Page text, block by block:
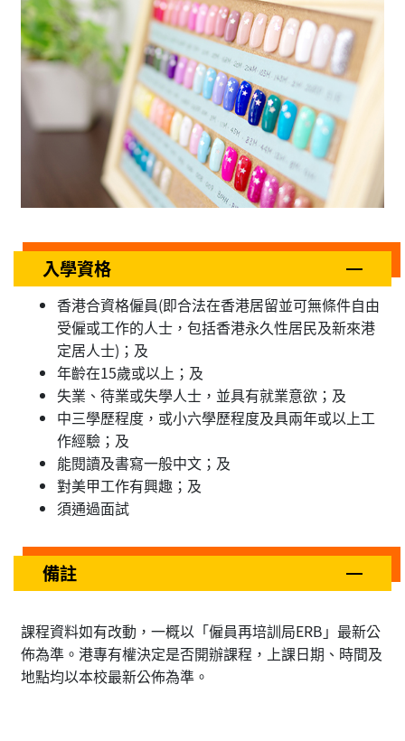
入學資格
香港合資格僱員(即合法在香港居留並可無條件自由
受僱或工作的人士，包括香港永久性居民及新來港
定居人士)；及
年齡在15歲或以上；及
失業、待業或失學人士，並具有就業意欲；及
中三學歷程度，或小六學歷程度及具兩年或以上工
作經驗；及
能閱讀及書寫一般中文；及
對美甲工作有興趣；及
須通過面試
備註
課程資料如有改動，一概以「僱員再培訓局ERB」最新公
佈為準。港專有權決定是否開辦課程，上課日期、時間及
地點均以本校最新公佈為準。